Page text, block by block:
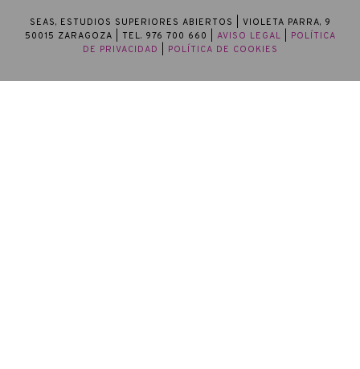
SEAS, ESTUDIOS SUPERIORES ABIERTOS
| VIOLETA PARRA, 9
50015 ZARAGOZA | TEL. 976 700 660 | AVISO LEGAL
POLÍTICA
DE PRIVACIDAD
POLÍTICA DE COOKIES